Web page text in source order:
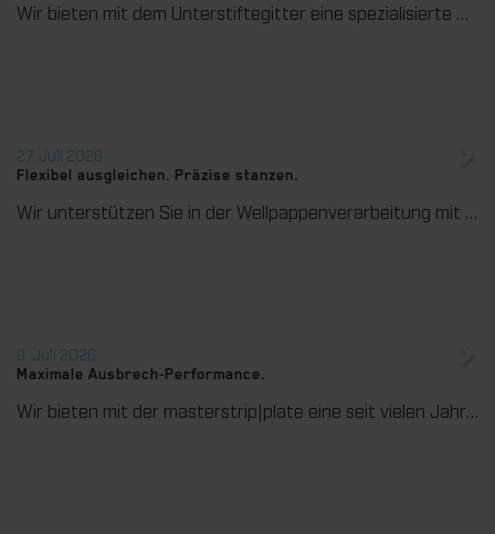
Wir bieten mit dem Unterstiftegitter eine spezialisierte Werkzeuglösung für höchste Anforderungen im Ausbrechprozess. Insbesondere bei anspruchsvollen Verpackungszuschnitten sorgt das System für stabile Abläufe und eine zuverlässige Entfernung selbst kleinster Abfallteile über den gesamten Produktionsprozess hinweg – vom ersten bis zum letzten Bogen.
27. Juli 2026
Flexibel ausgleichen. Präzise stanzen.
Wir unterstützen Sie in der Wellpappenverarbeitung mit dem digitalen Zonenausgleich DZL|foil bei der Reduzierung von Rüstzeiten und dem zuverlässigen Ausgleich von Höhentoleranzen im Stanztiegel. Die individuell angepasste Folie sorgt für gleichmäßige Stanzergebnisse und stabile Produktionsprozesse – schnell, flexibel und ohne aufwendige mechanische Eingriffe.
9. Juli 2026
Maximale Ausbrech-Performance.
Wir bieten mit der masterstrip|plate eine seit vielen Jahren bewährte Lösung für maximale Prozesssicherheit beim Ausbrechen. Das speziell entwickelte Ausbrechoberteil ermöglicht einen stabilen, sauberen und effizienten Ausbrechprozess auch bei anspruchsvollen Anwendungen.